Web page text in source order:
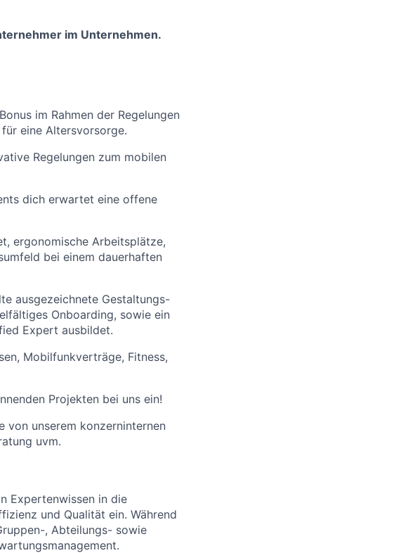
im Unternehmen.
im Rahmen der Regelungen
eine Altersvorsorge.
Regelungen zum mobilen
dich erwartet eine offene
ergonomische Arbeitsplätze,
bei einem dauerhaften
ausgezeichnete Gestaltungs-
Onboarding, sowie ein
Expert ausbildet.
Mobilfunkverträge, Fitness,
Projekten bei uns ein!
von unserem konzerninternen
uvm.
Expertenwissen in die
und Qualität ein. Während
, Abteilungs- sowie